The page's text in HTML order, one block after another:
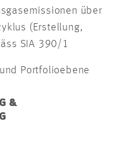
über
(Erstellung,
SIA 390/1
Portfolioebene
&